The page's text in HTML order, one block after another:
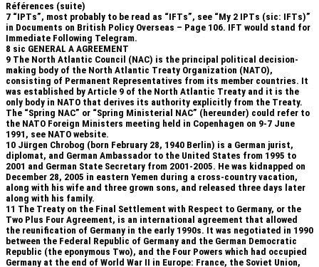
Références (suite)
7 “IPTs”, most probably to be read as “IFTs”, see “My 2 IPTs (sic: IFTs)”
in Documents on British Policy Overseas – Page 106. IFT would stand for
Immediate Following Telegram.
8 sic GENERAL A AGREEMENT
9 The North Atlantic Council (NAC) is the principal political decision-
making body of the North Atlantic Treaty Organization (NATO),
consisting of Permanent Representatives from its member countries. It
was established by Article 9 of the North Atlantic Treaty and it is the
only body in NATO that derives its authority explicitly from the Treaty.
The “Spring NAC” or “Spring Ministerial NAC” (hereunder) could refer to
the NATO Foreign Ministers meeting held in Copenhagen on 9-7 June
1991, see NATO website.
10 Jürgen Chrobog (born February 28, 1940 Berlin) is a German jurist,
diplomat, and German Ambassador to the United States from 1995 to
2001 and German State Secretary from 2001-2005. He was kidnapped on
December 28, 2005 in eastern Yemen during a cross-country vacation,
along with his wife and three grown sons, and released three days later
along with his family.
11 The Treaty on the Final Settlement with Respect to Germany, or the
Two Plus Four Agreement, is an international agreement that allowed
the reunification of Germany in the early 1990s. It was negotiated in 1990
between the Federal Republic of Germany and the German Democratic
Republic (the eponymous Two), and the Four Powers which had occupied
Germany at the end of World War II in Europe: France, the Soviet Union,